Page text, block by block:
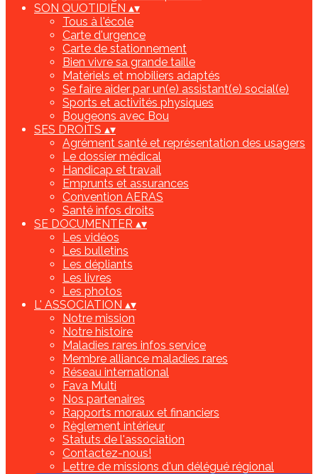
SON QUOTIDIEN ▴▾
Tous à l'école
Carte d'urgence
Carte de stationnement
Bien vivre sa grande taille
Matériels et mobiliers adaptés
Se faire aider par un(e) assistant(e) social(e)
Sports et activités physiques
Bougeons avec Bou
SES DROITS ▴▾
Agrément santé et représentation des usagers
Le dossier médical
Handicap et travail
Emprunts et assurances
Convention AERAS
Santé infos droits
SE DOCUMENTER ▴▾
Les vidéos
Les bulletins
Les dépliants
Les livres
Les photos
L' ASSOCIATION ▴▾
Notre mission
Notre histoire
Maladies rares infos service
Membre alliance maladies rares
Réseau international
Fava Multi
Nos partenaires
Rapports moraux et financiers
Règlement intérieur
Statuts de l'association
Contactez-nous!
Lettre de missions d'un délégué régional